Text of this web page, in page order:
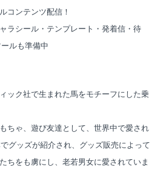
コンテンツ配信！
ラシール・テンプレート・発着信・待
ールも準備中
ック社で生まれた馬をモチーフにした乗
ちゃ、遊び友達として、世界中で愛され
グッズが紹介され、グッズ販売によって
ちをも虜にし、老若男女に愛されていま